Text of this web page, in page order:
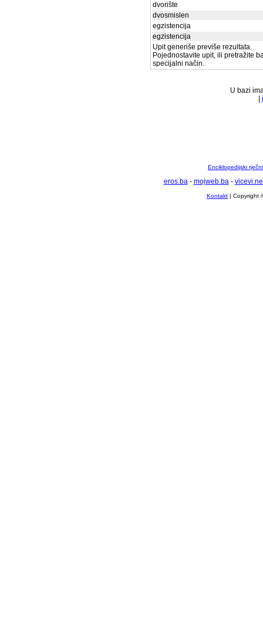
dvorište
dvosmislen
egzistencija
egzistencija
Upit generiše previše rezultata.
Pojednostavite upit, ili pretražite
specijalni način.
U bazi
Enciklopedijski
eros.ba- mojweb.ba-
Kontakt | Copyright